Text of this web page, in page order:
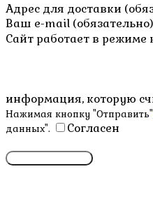
Адрес для доставки
Ваш e-mail (обязательно)
Сайт работает в режиме
информация, которую
Нажимая кнопку "Отправить"
данных".
Согласен